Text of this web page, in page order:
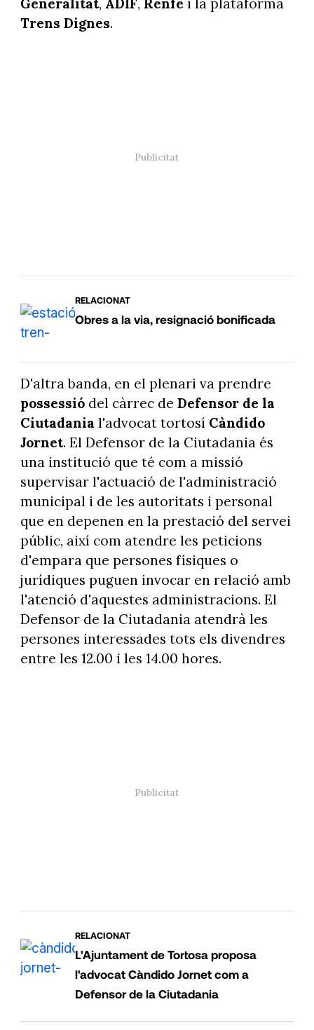
Generalitat, ADIF, Renfe i la plataforma
Trens Dignes.
RELACIONAT
Obres a la via, resignació bonificada
D'altra banda, en el plenari va prendre
possessiódel càrrec de Defensor de la
Ciutadania l'advocat tortosí Càndido
Jornet. El Defensor de la Ciutadania és
una institució que té com a missió
supervisar l'actuació de l'administració
municipal i de les autoritats i personal
que en depenen en la prestació del servei
públic, així com atendre les peticions
d'empara que persones físiques o
jurídiques puguen invocar en relació amb
l'atenció d'aquestes administracions. El
Defensor de la Ciutadania atendrà les
persones interessades tots els divendres
entre les 12.00 i les 14.00 hores.
RELACIONAT
L'Ajuntament de Tortosa proposa
l'advocat Càndido Jornet com a
Defensor de la Ciutadania